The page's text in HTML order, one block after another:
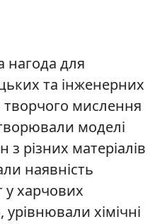
нагода для
та інженерних
творчого мислення
моделі
різних матеріалів
наявність
у харчових
урівнювали хімічні